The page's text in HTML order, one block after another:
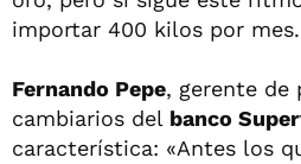
importar 400 kilos por mes.
Fernando Pepe, gerente de
cambiarios del banco
característica: «Antes los